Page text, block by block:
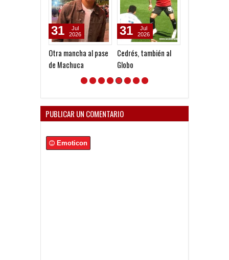
Otra mancha al pase
de Machuca
31
Jul
2026
Cedrés, también al
Globo
31
Jul
2026
PUBLICAR UN COMENTARIO
Emoticon